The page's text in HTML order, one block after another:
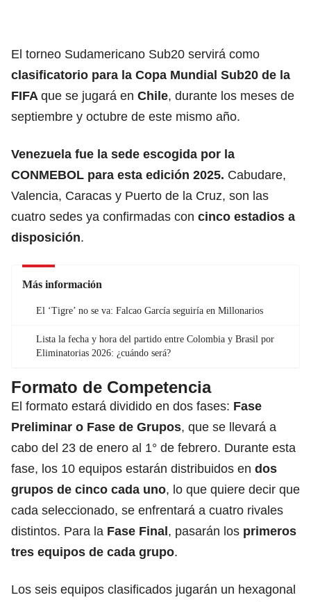
El torneo Sudamericano Sub20 servirá como
clasificatorio para la Copa Mundial Sub20 de la
FIFA que se jugará en Chile, durante los meses de
septiembre y octubre de este mismo año.
Venezuela fue la sede escogida por la
CONMEBOL para esta edición 2025. Cabudare,
Valencia, Caracas y Puerto de la Cruz, son las
cuatro sedes ya confirmadas con cinco estadios a
disposición.
Más información
El ‘Tigre’ no se va: Falcao García seguiría en Millonarios
Lista la fecha y hora del partido entre Colombia y Brasil por
Eliminatorias 2026: ¿cuándo será?
Formato de Competencia
El formato estará dividido en dos fases: Fase
Preliminar o Fase de Grupos, que se llevará a
cabo del 23 de enero al 1° de febrero. Durante esta
fase, los 10 equipos estarán distribuidos en dos
grupos de cinco cada uno, lo que quiere decir que
cada seleccionado, se enfrentará a cuatro rivales
distintos. Para la Fase Final, pasarán los primeros
tres equipos de cada grupo.
Los seis equipos clasificados jugarán un hexagonal